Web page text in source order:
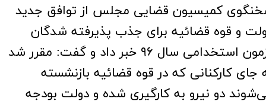
کمیسیون قضایی مجلس از توافق جدید
و قوه قضائیه برای جذب پذیرفته شدگان
آزمون استخدامی سال ۹۶ خبر داد و گفت: مقرر شد
جای کارکنانی که در قوه قضائیه بازنشسته
دو نیرو به کارگیری شده و دولت بودجه